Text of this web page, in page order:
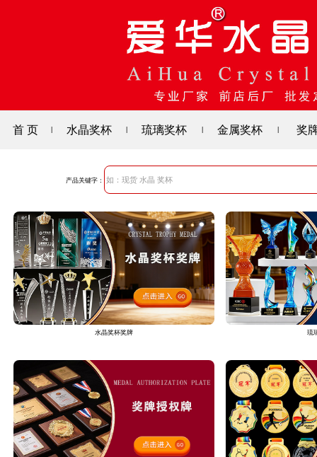
首 页 水晶奖杯 琉璃奖杯 金属奖杯 奖
产品关键字：
水晶奖杯奖牌 琉